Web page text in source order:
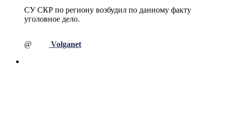
СУ СКР по региону возбудил по данному факту
уголовное дело.
@ Volganet